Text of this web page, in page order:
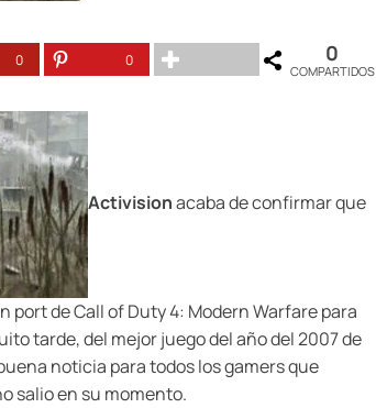
0 0 0
COMPARTIDOS
Activisionacaba de confirmar que
port de Call of Duty 4: Modern Warfare para
tarde, del mejor juego del año del 2007 de
noticia para todos los gamers que
salio en su momento.